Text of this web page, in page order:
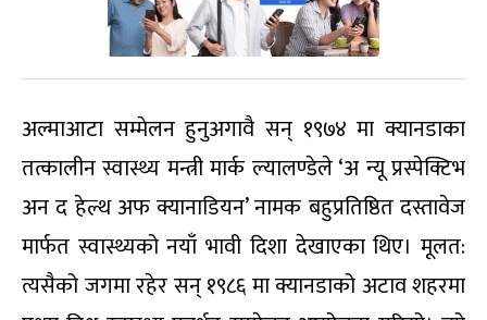
अल्माआटा सम्मेलन हुनुअगावै सन् १९७४ मा क्यानडाका
तत्कालीन स्वास्थ्य मन्त्री मार्क ल्यालण्डेले ‘अ न्यू प्रस्पेक्टिभ
अन द हेल्थ अफ क्यानाडियन’ नामक बहुप्रतिष्ठित दस्तावेज
मार्फत स्वास्थ्यको नयाँ भावी दिशा देखाएका थिए। मूलत:
त्यसैको जगमा रहेर सन् १९८६ मा क्यानडाको अटाव शहरमा